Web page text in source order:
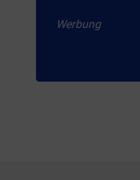
Werbung